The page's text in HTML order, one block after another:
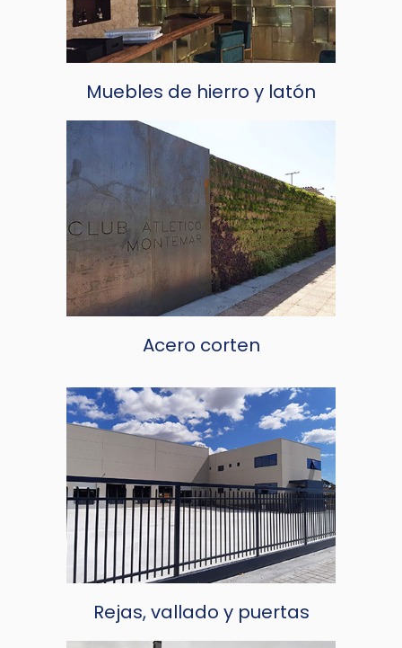
Muebles de hierro y latón
Acero corten
Rejas, vallado y puertas